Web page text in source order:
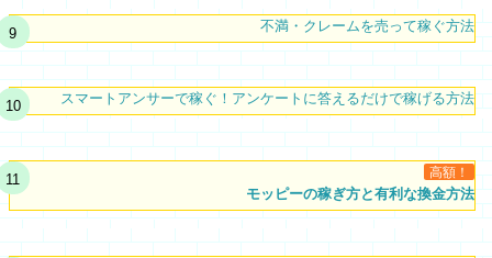
不満・クレームを売って稼ぐ方法
スマートアンサーで稼ぐ！アンケートに答えるだけで稼げる方法
高額！
モッピーの稼ぎ方と有利な換金方法